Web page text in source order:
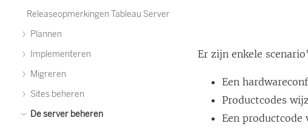
Releaseopmerkingen Tableau Server
Plannen
Implementeren
Migreren
Sites beheren
De server beheren
Er zijn enkele
Een
Productcodes
Een productcode